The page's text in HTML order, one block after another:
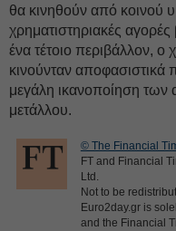
θα κινηθούν από κοινού
χρηματιστηριακές
ένα τέτοιο περιβάλλον,
κινούνταν
μεγάλη ικανοποίηση
μετάλλου.
© The Financial
FT and Financial
Ltd.
Not to be
Euro2day.gr is
and the Financial